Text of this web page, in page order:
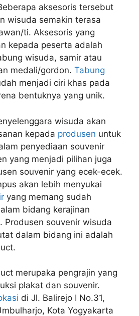
aksesoris tersebut
wisuda semakin terasa
ti. Aksesoris yang
kepada peserta adalah
wisuda, samir atau
medali/gordon. Tabung
menjadi ciri khas pada
bentuknya yang unik.
wisuda akan
kepada produsen untuk
penyediaan souvenir
yang menjadi pilihan juga
souvenir yang ecek-ecek.
akan lebih menyukai
yang memang sudah
bidang kerajinan
Produsen souvenir wisuda
dalam bidang ini adalah
merupaka pengrajin yang
plakat dan souvenir.
di Jl. Balirejo I No.31,
Kota Yogyakarta